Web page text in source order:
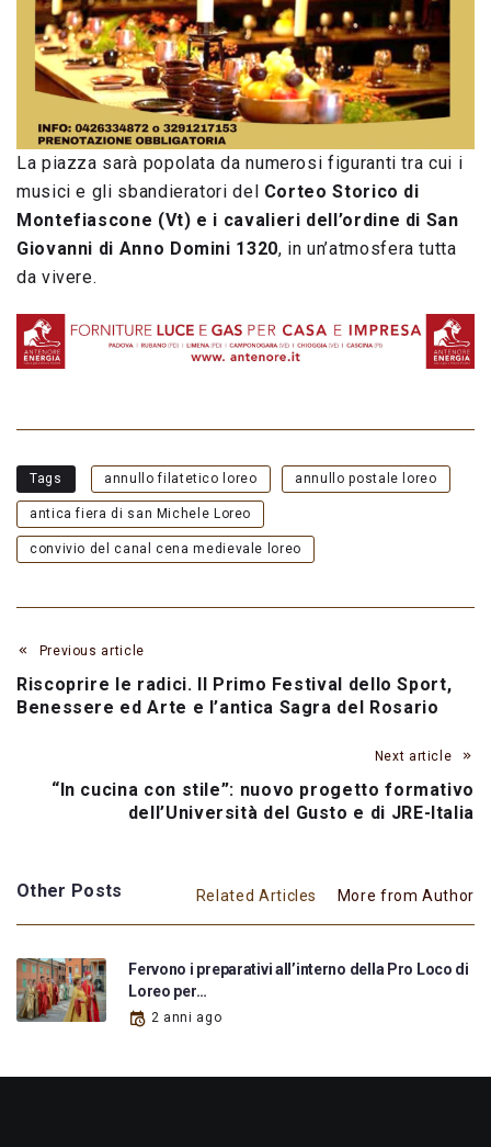
La piazza sarà popolata da numerosi figuranti tra cui i
musici e gli sbandieratori del Corteo Storico di
Montefiascone (Vt) e i cavalieri dell’ordine di San
Giovanni di Anno Domini 1320, in un’atmosfera tutta
da vivere.
Tags annullo filatetico loreo annullo postale loreo
antica fiera di san Michele Loreo
convivio del canal cena medievale loreo
Previous article
Riscoprire le radici. Il Primo Festival dello Sport,
Benessere ed Arte e l’antica Sagra del Rosario
Next article
“In cucina con stile”: nuovo progetto formativo
dell’Università del Gusto e di JRE-Italia
Other Posts Related Articles More from Author
Fervono i preparativi all’interno della Pro Loco di
Loreo per…
2 anni ago